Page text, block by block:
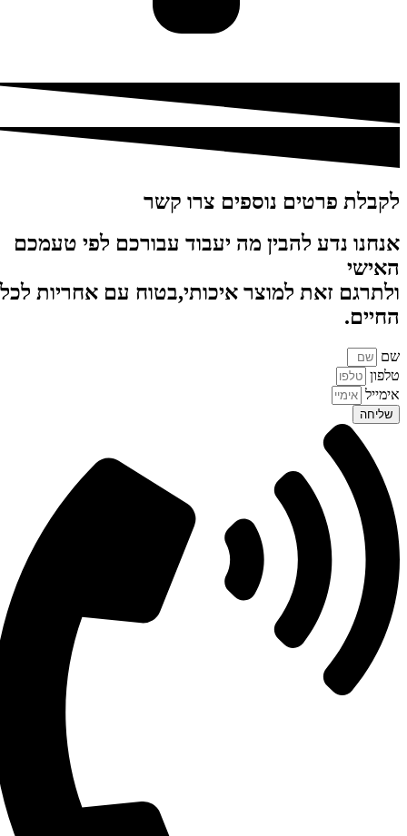
לקבלת פרטים נוספים צרו קשר
אנחנו נדע להבין מה יעבוד עבורכם לפי טעמכם
האישי
ולתרגם זאת למוצר איכותי,בטוח עם אחריות לכל
החיים.
שם
טלפון
אימייל
שליחה